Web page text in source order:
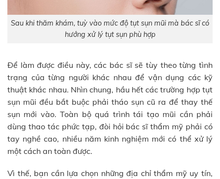
Sau khi thăm khám, tuỳ vào mức độ tụt sụn mũi mà bác sĩ có
hướng xử lý tụt sụn phù hợp
Để làm được điều này, các bác sĩ sẽ tùy theo từng tình
trạng của từng người khác nhau để vận dụng các kỹ
thuật khác nhau. Nhìn chung, hầu hết các trường hợp tụt
sụn mũi đều bắt buộc phải tháo sụn cũ ra để thay thế
sụn mới vào. Toàn bộ quá trình tái tạo mũi cần phải
dùng thao tác phức tạp, đòi hỏi bác sĩ thẩm mỹ phải có
tay nghề cao, nhiều năm kinh nghiệm mới có thể xử lý
một cách an toàn được.
Vì thế, bạn cần lựa chọn những địa chỉ thẩm mỹ uy tín,